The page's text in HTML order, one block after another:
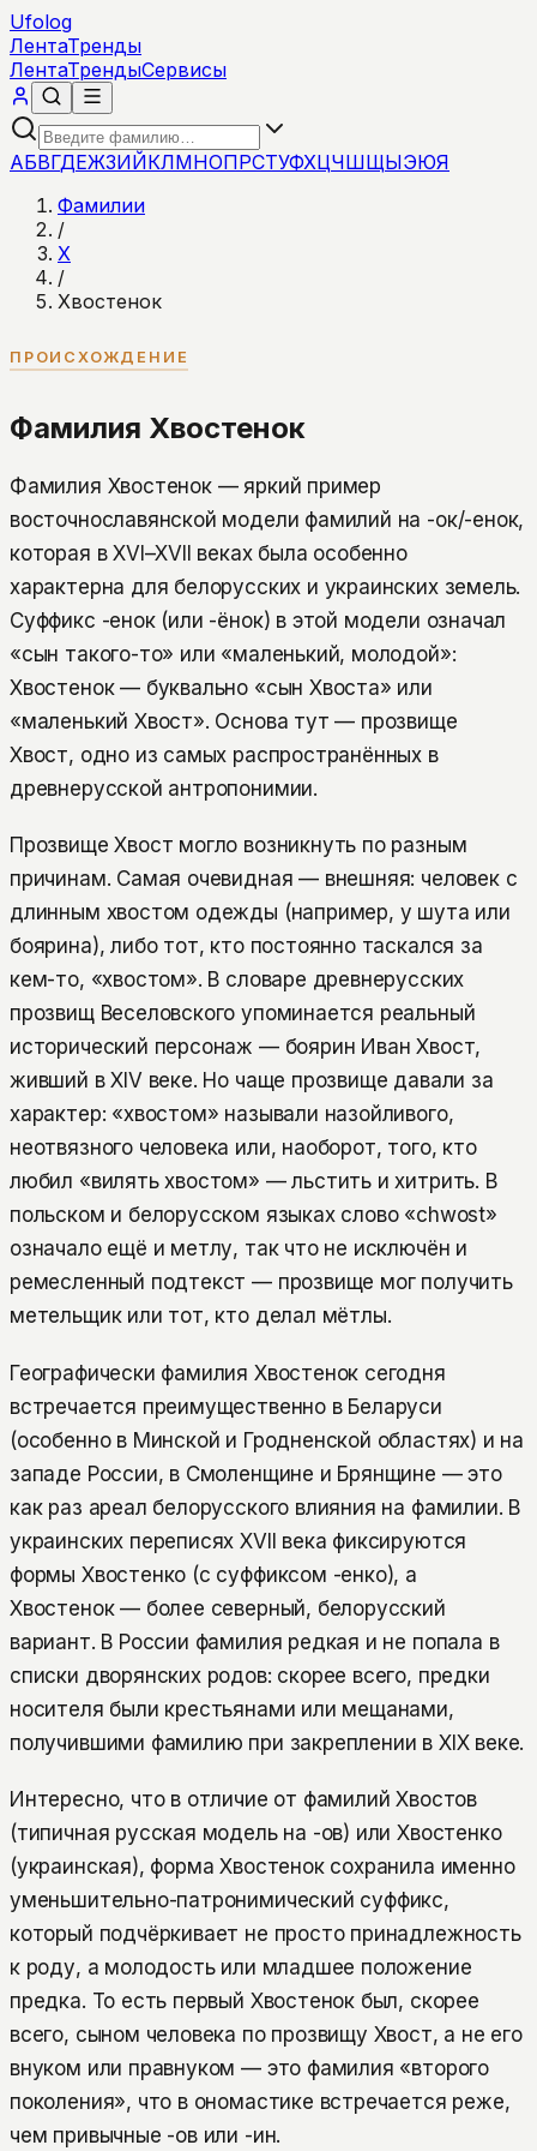
Ufolog
ЛентаТренды
ЛентаТрендыСервисы
АБВГДЕЖЗИЙКЛМНОПРСТУФХЦЧШЩЫЭЮЯ
Фамилии
/
Х
/
Хвостенок
ПРОИСХОЖДЕНИЕ
Фамилия Хвостенок
Фамилия Хвостенок — яркий пример
восточнославянской модели фамилий на -ок/-енок,
которая в XVI–XVII веках была особенно
характерна для белорусских и украинских земель.
Суффикс -енок (или -ёнок) в этой модели означал
«сын такого-то» или «маленький, молодой»:
Хвостенок — буквально «сын Хвоста» или
«маленький Хвост». Основа тут — прозвище
Хвост, одно из самых распространённых в
древнерусской антропонимии.
Прозвище Хвост могло возникнуть по разным
причинам. Самая очевидная — внешняя: человек с
длинным хвостом одежды (например, у шута или
боярина), либо тот, кто постоянно таскался за
кем-то, «хвостом». В словаре древнерусских
прозвищ Веселовского упоминается реальный
исторический персонаж — боярин Иван Хвост,
живший в XIV веке. Но чаще прозвище давали за
характер: «хвостом» называли назойливого,
неотвязного человека или, наоборот, того, кто
любил «вилять хвостом» — льстить и хитрить. В
польском и белорусском языках слово «chwost»
означало ещё и метлу, так что не исключён и
ремесленный подтекст — прозвище мог получить
метельщик или тот, кто делал мётлы.
Географически фамилия Хвостенок сегодня
встречается преимущественно в Беларуси
(особенно в Минской и Гродненской областях) и на
западе России, в Смоленщине и Брянщине — это
как раз ареал белорусского влияния на фамилии. В
украинских переписях XVII века фиксируются
формы Хвостенко (с суффиксом -енко), а
Хвостенок — более северный, белорусский
вариант. В России фамилия редкая и не попала в
списки дворянских родов: скорее всего, предки
носителя были крестьянами или мещанами,
получившими фамилию при закреплении в XIX веке.
Интересно, что в отличие от фамилий Хвостов
(типичная русская модель на -ов) или Хвостенко
(украинская), форма Хвостенок сохранила именно
уменьшительно-патронимический суффикс,
который подчёркивает не просто принадлежность
к роду, а молодость или младшее положение
предка. То есть первый Хвостенок был, скорее
всего, сыном человека по прозвищу Хвост, а не его
внуком или правнуком — это фамилия «второго
поколения», что в ономастике встречается реже,
чем привычные -ов или -ин.